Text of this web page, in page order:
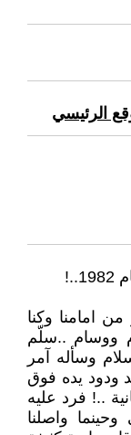
الرئيسي
امامنا وكنا
ووسام ..سلّم
وسأله آمر
ودود يده فوق
..! فرد عليه
واصلنا